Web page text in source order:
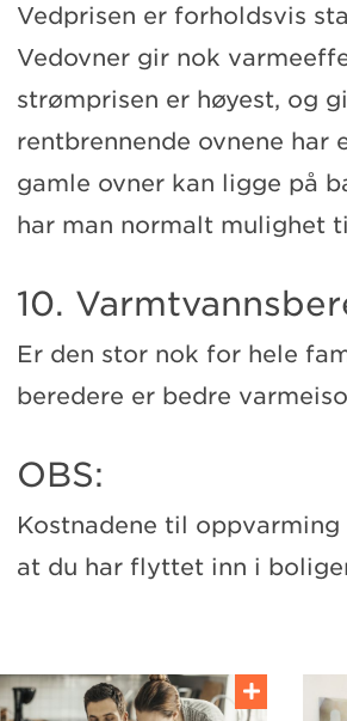
Vedprisen er forholdsvis
Vedovner gir nok
strømprisen er høyest, og
rentbrennende ovnene har
gamle ovner kan ligge på
har man normalt mulighet
10.
Er den stor nok for hele
beredere er bedre
OBS:
Kostnadene til
at du har flyttet inn i